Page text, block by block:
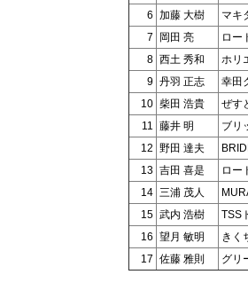
6 加藤 大樹 マキ
7
岡田 亮 ロー
8 西土 秀和 ホリ
9 丹羽 正志 幸田
10 柴田 浩貴 ぜす
11 藤井 明 ブリ
12 野田 達夫
13 吉田 喜是 ロー
14 三浦 茂人
15 武内 浩樹 TSS
16 望月 敏明 きく
17 佐藤 雅則 グリ